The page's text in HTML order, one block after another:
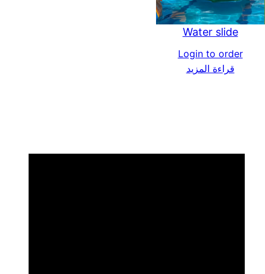
Water slide
Login to order
قراءة المزيد